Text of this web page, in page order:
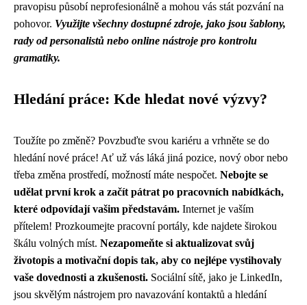
pravopisu působí neprofesionálně a mohou vás stát pozvání na
pohovor. Využijte všechny dostupné zdroje, jako jsou šablony,
rady od personalistů nebo online nástroje pro kontrolu
gramatiky.
Hledání práce: Kde hledat nové výzvy?
Toužíte po změně? Povzbuďte svou kariéru a vrhněte se do
hledání nové práce! Ať už vás láká jiná pozice, nový obor nebo
třeba změna prostředí, možností máte nespočet. Nebojte se
udělat první krok a začít pátrat po pracovních nabídkách,
které odpovídají vašim představám. Internet je vaším
přítelem! Prozkoumejte pracovní portály, kde najdete širokou
škálu volných míst. Nezapomeňte si aktualizovat svůj
životopis a motivační dopis tak, aby co nejlépe vystihovaly
vaše dovednosti a zkušenosti. Sociální sítě, jako je LinkedIn,
jsou skvělým nástrojem pro navazování kontaktů a hledání